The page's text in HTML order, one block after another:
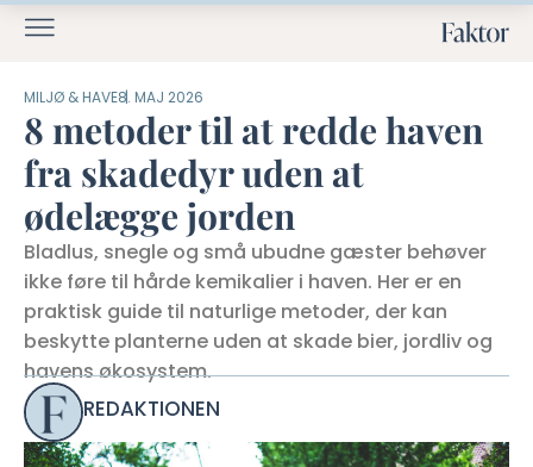
MILJØ & HAVE8. MAJ 2026
8 metoder til at redde haven
fra skadedyr uden at
ødelægge jorden
Bladlus, snegle og små ubudne gæster behøver
ikke føre til hårde kemikalier i haven. Her er en
praktisk guide til naturlige metoder, der kan
beskytte planterne uden at skade bier, jordliv og
havens økosystem.
REDAKTIONEN